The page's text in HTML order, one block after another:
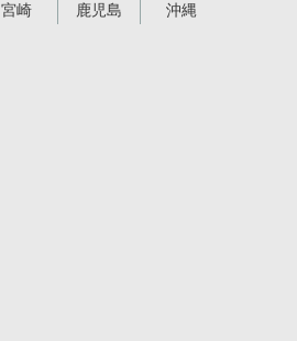
宮崎 鹿児島 沖縄